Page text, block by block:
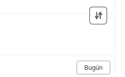
Bugün